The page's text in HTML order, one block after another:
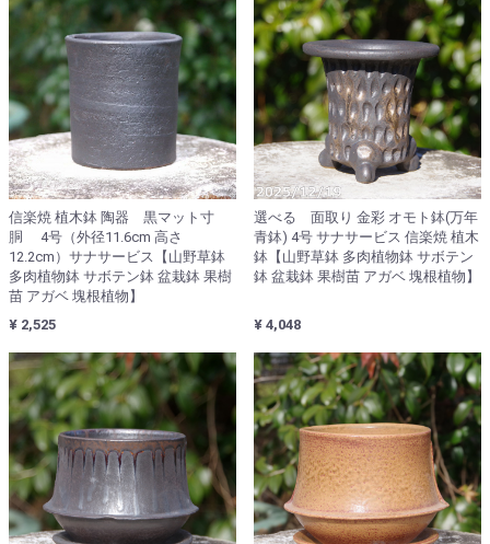
信楽焼 植木鉢 陶器 黒マット寸
胴 4号（外径11.6cm 高さ
12.2cm）サナサービス【山野草鉢
多肉植物鉢 サボテン鉢 盆栽鉢 果樹
苗 アガベ 塊根植物】
¥ 2,525
選べる 面取り 金彩 オモト鉢(万年
青鉢) 4号 サナサービス 信楽焼 植木
鉢【山野草鉢 多肉植物鉢 サボテン
鉢 盆栽鉢 果樹苗 アガベ 塊根植物】
¥ 4,048